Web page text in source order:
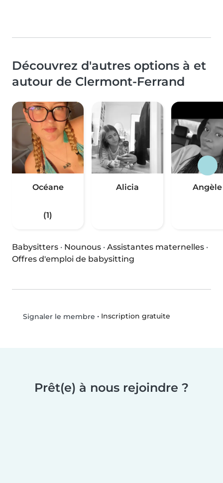
Découvrez d'autres options à et
autour de Clermont-Ferrand
Océane
(1)
Alicia Angèle
Babysitters · Nounous · Assistantes maternelles ·
Offres d'emploi de babysitting
Signaler le membre • Inscription gratuite
Prêt(e) à nous rejoindre ?